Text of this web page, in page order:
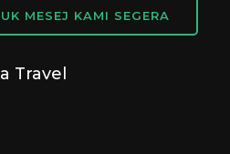
MESEJ KAMI SEGERA
Travel